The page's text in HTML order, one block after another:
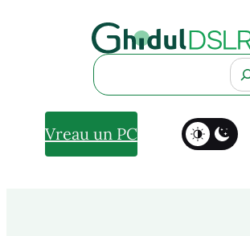
Search
Vreau un PC